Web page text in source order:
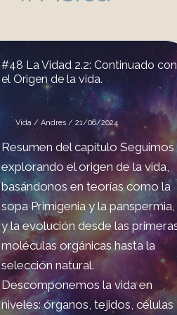
#48 La Vidad 2.2: Continuado con
el Origen de la vida.
Vida/ Andres / 21/06/2024
Resumen del capítulo Seguimos
explorando el origen de la vida,
basándonos en teorías como la
sopa Primigenia y la panspermia,
y la evolución desde las
moléculas orgánicas hasta la
selección natural.
Descomponemos la vida en
niveles: órganos, tejidos, células